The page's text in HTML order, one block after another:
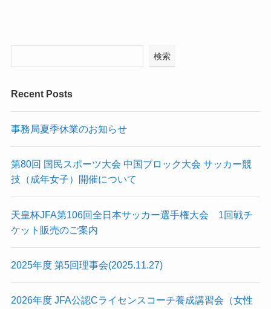
検索
Recent Posts
事務局夏季休業のお知らせ
第80回 国民スポーツ大会 中国ブロック大会 サッカー競
技（成年女子）開催について
天皇杯JFA第106回全日本サッカー選手権大会 1回戦チ
ケット販売のご案内
2025年度 第5回理事会(2025.11.27)
2026年度 JFA公認Cライセンスコーチ養成講習会（女性